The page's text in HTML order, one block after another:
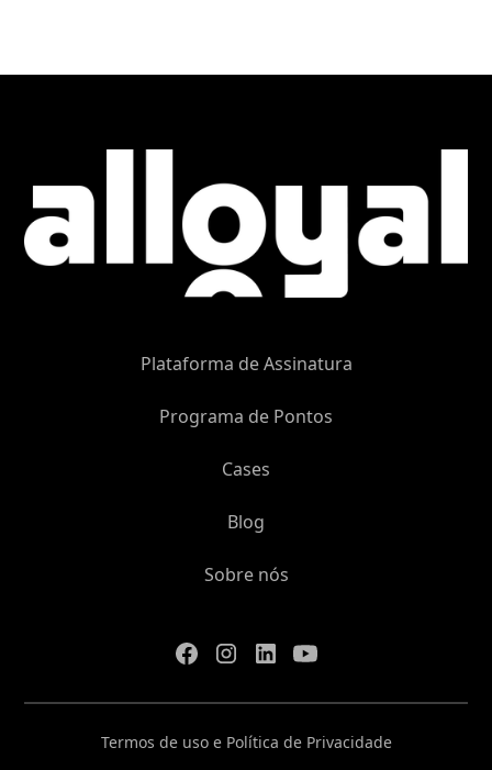
Plataforma de Assinatura
Programa de Pontos
Cases
Blog
Sobre nós
Termos de uso e Política de Privacidade